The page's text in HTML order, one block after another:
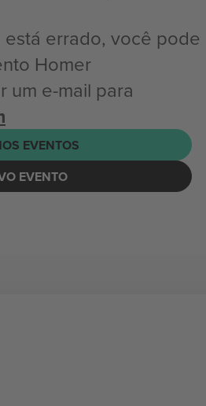
errado, você pode
Homer
um e-mail para
EVENTOS
EVENTO